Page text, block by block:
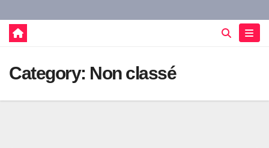
Category: Non classé